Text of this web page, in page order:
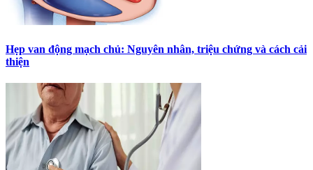
Hẹp van động mạch chủ: Nguyên nhân, triệu chứng và cách cải
thiện